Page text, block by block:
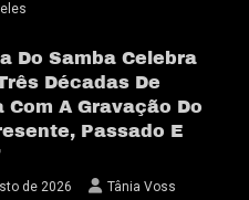
Do Samba Celebra
Décadas De
Com A Gravação Do
Passado E
de 2026 Tânia Voss